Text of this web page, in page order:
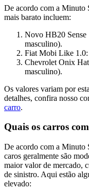
De acordo com a Minuto
mais barato incluem:
Novo HB20 Sense
masculino).
Fiat Mobi Like 1.0:
Chevrolet Onix
masculino).
Os valores variam por
detalhes, confira nosso
carro.
Quais os carros
De acordo com a Minuto
caros geralmente são
maior valor de mercado,
de sinistro. Aqui estão
elevado: